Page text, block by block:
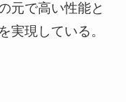
元で高い性能と
実現している。